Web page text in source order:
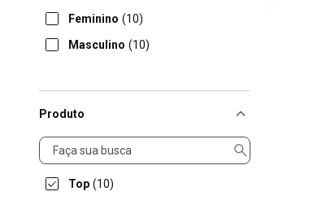
Feminino (10)
Masculino (10)
Produto
Produto
Top (10)